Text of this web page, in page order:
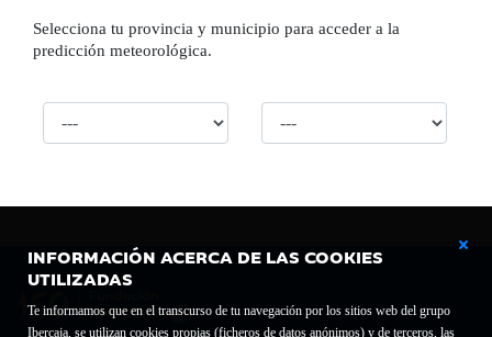
INFORMACIÓN ACERCA DE LAS COOKIES
UTILIZADAS
Te informamos que en el transcurso de tu navegación por los sitios web del grupo
Ibercaja, se utilizan cookies propias (ficheros de datos anónimos) y de terceros, las
Selecciona tu provincia y municipio para acceder a la
predicción meteorológica.